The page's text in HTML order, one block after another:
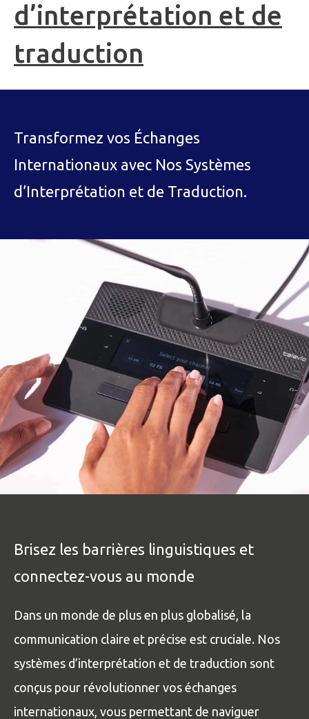
d’interprétation et de
traduction
Transformez vos Échanges
Internationaux avec Nos Systèmes
d’Interprétation et de Traduction.
Brisez les barrières linguistiques et
connectez-vous au monde
Dans un monde de plus en plus globalisé, la
communication claire et précise est cruciale. Nos
systèmes d’interprétation et de traduction sont
conçus pour révolutionner vos échanges
internationaux, vous permettant de naviguer